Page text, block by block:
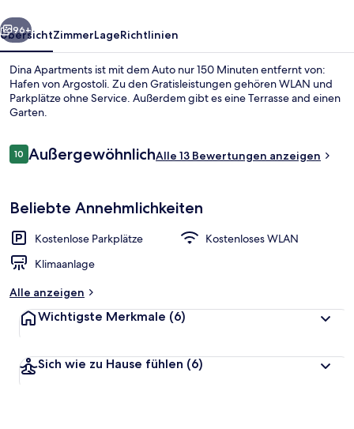
Unterkunftsgelände
Weiter
96+
ÜbersichtZimmerLageRichtlinien
Dina Apartments ist mit dem Auto nur 150 Minuten entfernt von:
Hafen von Argostoli. Zu den Gratisleistungen gehören WLAN und
Parkplätze ohne Service. Außerdem gibt es eine Terrasse and einen
Garten.
Bewertungen
1010 von 10.
AußergewöhnlichAlle 13 Bewertungen anzeigen
Beliebte Annehmlichkeiten
Kostenlose Parkplätze
Kostenloses WLAN
Klimaanlage
Alle anzeigen
Wichtigste Merkmale (6)
Sich wie zu Hause fühlen (6)